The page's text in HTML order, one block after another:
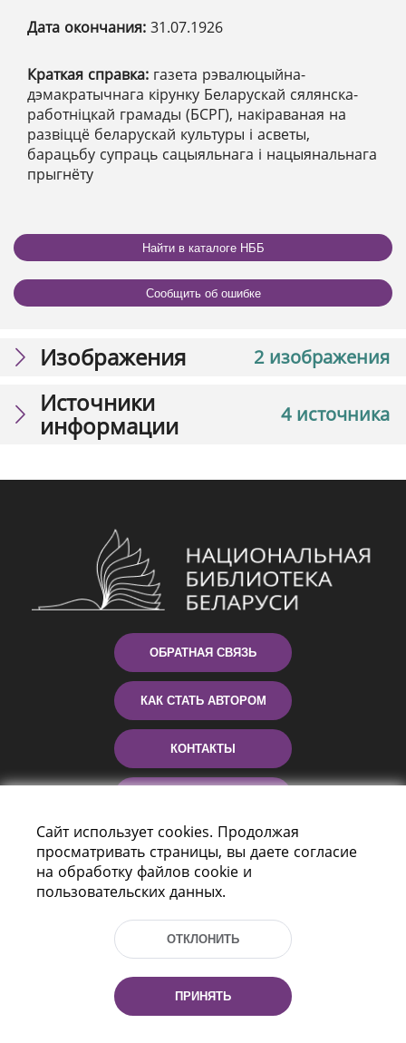
Дата окончания: 31.07.1926
Краткая справка: газета рэвалюцыйна-
дэмакратычнага кірунку Беларускай сялянска-
работніцкай грамады (БСРГ), накіраваная на
развіццё беларускай культуры і асветы,
барацьбу супраць сацыяльнага і нацыянальнага
прыгнёту
Найти в каталоге НББ
Сообщить об ошибке
2 изображения
Изображения
4 источника
Источники
информации
ОБРАТНАЯ СВЯЗЬ
КАК СТАТЬ АВТОРОМ
КОНТАКТЫ
г. Минск, Республика Беларусь, 220114
Тел.: (+375 17) 368 37 37, Факс: (+375 17)
Сайт использует cookies. Продолжая
просматривать страницы, вы даете согласие
на обработку файлов cookie и
пользовательских данных.
ОТКЛОНИТЬ
ПРИНЯТЬ